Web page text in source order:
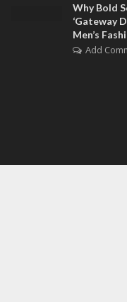
Why Bold
‘Gateway
Men’s
Add